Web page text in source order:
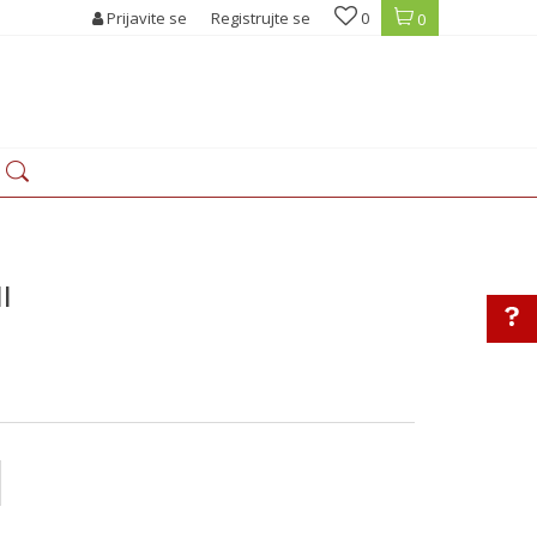
0
0
Prijavite se Registrujte se